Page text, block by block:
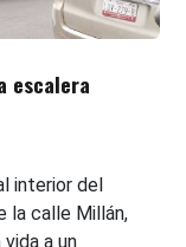
escalera
interior del
la calle Millán,
a un